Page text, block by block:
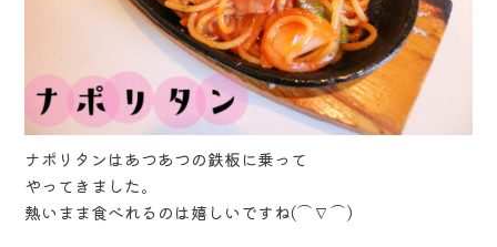
ナポリタンはあつあつの鉄板に乗って
やってきました。
熱いまま食べれるのは嬉しいですね(⌒∇⌒)